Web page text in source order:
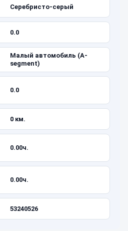
Серебристо-серый
0.0
Малый автомобиль (A-
segment)
0.0
0 км.
0.00ч.
0.00ч.
53240526